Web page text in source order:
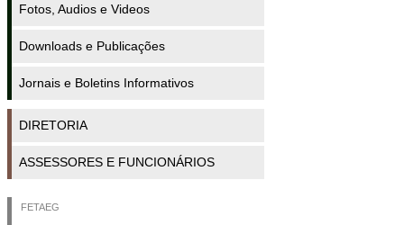
Fotos, Audios e Videos
Downloads e Publicações
Jornais e Boletins Informativos
DIRETORIA
ASSESSORES E FUNCIONÁRIOS
FETAEG